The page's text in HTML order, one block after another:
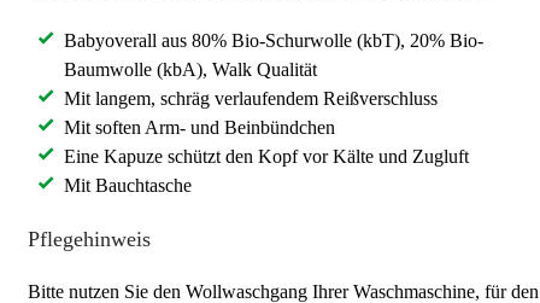
Babyoverall aus 80% Bio-Schurwolle (kbT), 20% Bio-
Baumwolle (kbA), Walk Qualität
Mit langem, schräg verlaufendem Reißverschluss
Mit soften Arm- und Beinbündchen
Eine Kapuze schützt den Kopf vor Kälte und Zugluft
Mit Bauchtasche
Pflegehinweis
Bitte nutzen Sie den Wollwaschgang Ihrer Waschmaschine, für den